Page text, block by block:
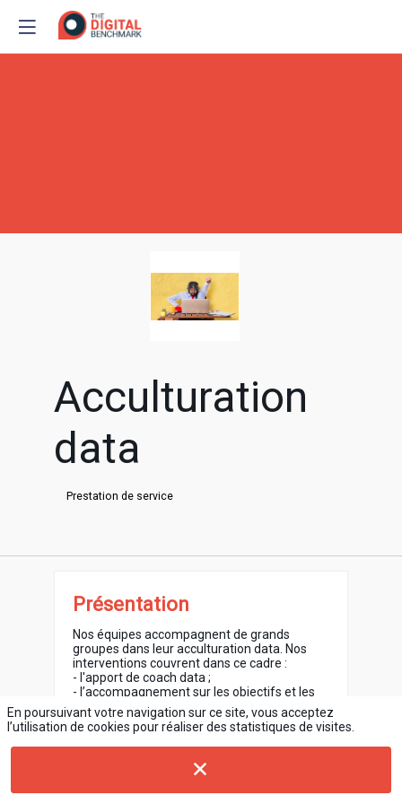
Acculturation
data
Prestation de service
Présentation
Nos équipes accompagnent de grands
groupes dans leur acculturation data. Nos
interventions couvrent dans ce cadre :
- l'apport de coach data ;
- l’accompagnement sur les objectifs et les
méthodologies d’analyses ;
- la construction de rapports de performance
; la définition de KPIs de suivi ;
- la mise en place d'une gouvernance sur la
-- la conduite du changement associée
Nous mettons l’accent sur l’acculturation des
En poursuivant votre navigation sur ce site, vous acceptez
l’utilisation de cookies pour réaliser des statistiques de visites.